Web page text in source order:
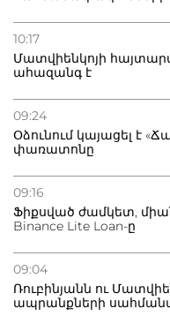
10:17
Մատվիենկոյի
ահազանգ է
09:24
Օձունում կայացել է
փառատոնը
09:16
Ֆիքսված ժամկետ,
Binance Lite Loan-ը
09:04
Ռուբինյանն ու
ապրանքների